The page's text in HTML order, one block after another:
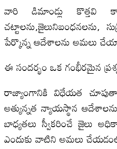
వారి డిమాండ్లు కొత్తవి
చట్టాలను,జైలునిబంధనలను,
పేర్కొన్న ఆదేశాలను అమలు
ఈ సందర్భం ఒక గంభీరమైన
రాజ్యాంగానికి విధేయత
అత్యున్నత న్యాయస్థాన
బాధ్యతలు స్వీకరించే జైలు
ఎందుకు వాటిని అమలు చేయడంలో